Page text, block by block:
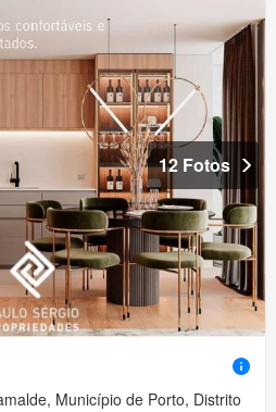
12 Fotos
Município de Porto, Distrito